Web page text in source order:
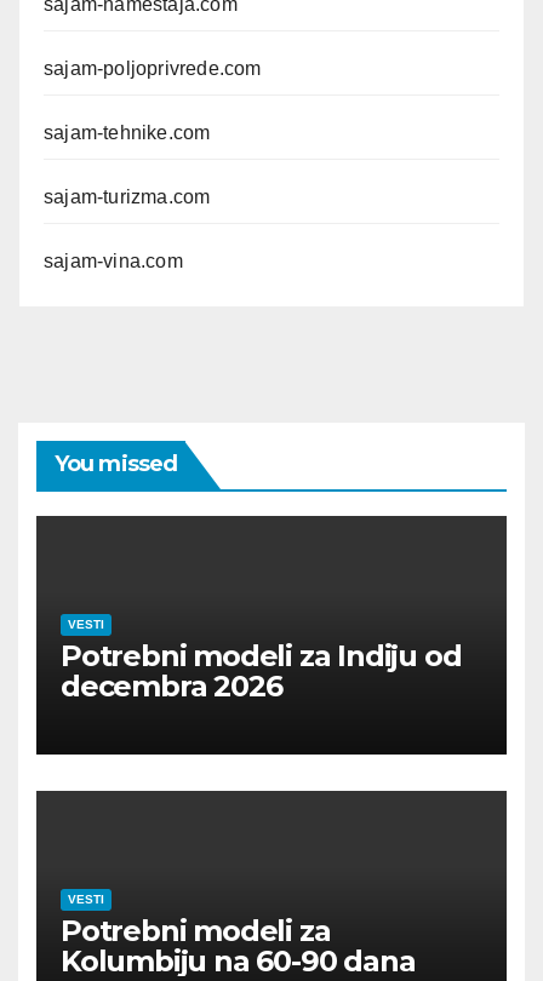
sajam-namestaja.com
sajam-poljoprivrede.com
sajam-tehnike.com
sajam-turizma.com
sajam-vina.com
You missed
VESTI
Potrebni modeli za Indiju od
decembra 2026
VESTI
Potrebni modeli za
Kolumbiju na 60-90 dana